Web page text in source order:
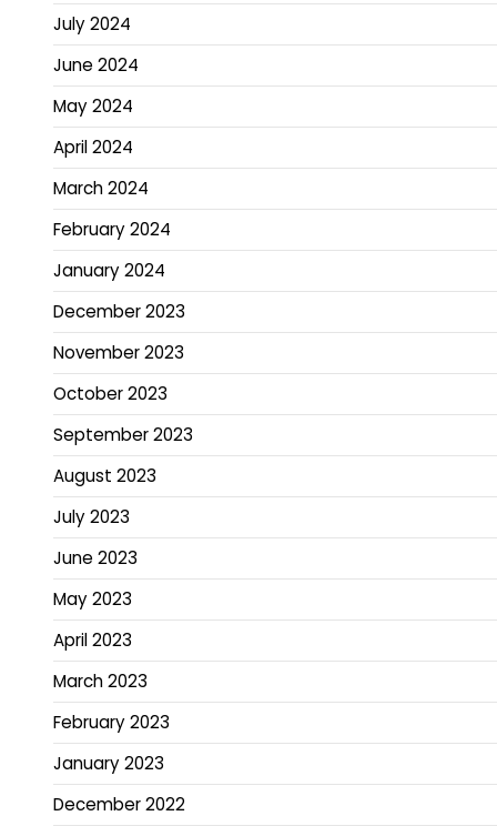
July 2024
June 2024
May 2024
April 2024
March 2024
February 2024
January 2024
December 2023
November 2023
October 2023
September 2023
August 2023
July 2023
June 2023
May 2023
April 2023
March 2023
February 2023
January 2023
December 2022